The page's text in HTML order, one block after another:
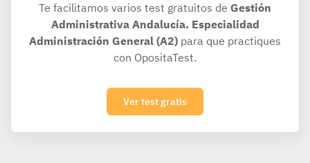
Te facilitamos varios test gratuitos de Gestión
Administrativa Andalucía. Especialidad
Administración General (A2) para que practiques
con OpositaTest.
Ver test gratis